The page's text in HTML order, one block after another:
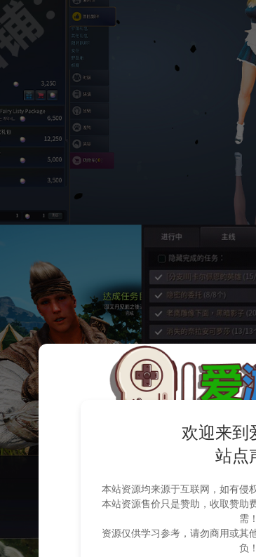
欢迎来到
站点
本站资源均来源于互联网，如有侵
本站资源售价只是赞助，收取赞助
需！
资源仅供学习参考，请勿商用或其
负！